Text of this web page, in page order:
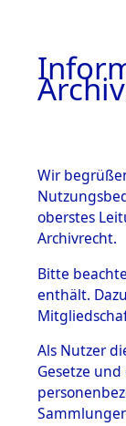
1.
mente
5.
5.3
Wir
oberstes
Archivrecht.
Bitte
enthält.
Als Nutzer
Gesetze